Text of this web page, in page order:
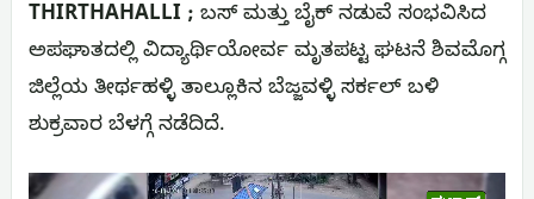
THIRTHAHALLI ; ಬಸ್ ಮತ್ತು ಬೈಕ್ ನಡುವೆ ಸಂಭವಿಸಿದ
ಅಪಘಾತದಲ್ಲಿ ವಿದ್ಯಾರ್ಥಿಯೋರ್ವ ಮೃತಪಟ್ಟ ಘಟನೆ ಶಿವಮೊಗ್ಗ
ಜಿಲ್ಲೆಯ ತೀರ್ಥಹಳ್ಳಿ ತಾಲ್ಲೂಕಿನ ಬೆಜ್ಜವಳ್ಳಿ ಸರ್ಕಲ್ ಬಳಿ
ಶುಕ್ರವಾರ ಬೆಳಗ್ಗೆ ನಡೆದಿದೆ.